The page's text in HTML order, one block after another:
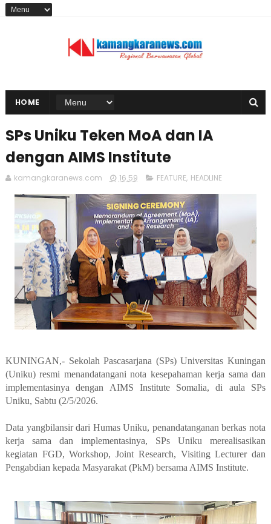
HOME
SPs Uniku Teken MoA dan IA
dengan AIMS Institute
kamangkaranews.com 16.59 FEATURE, HEADLINE
KUNINGAN,- Sekolah Pascasarjana (SPs) Universitas Kuningan
(Uniku) resmi menandatangani nota kesepahaman kerja sama dan
implementasinya dengan AIMS Institute Somalia, di aula SPs
Uniku, Sabtu (2/5/2026.
Data yangbilansir dari Humas Uniku, penandatanganan berkas nota
kerja sama dan implementasinya, SPs Uniku merealisasikan
kegiatan FGD, Workshop, Joint Research, Visiting Lecturer dan
Pengabdian kepada Masyarakat (PkM) bersama AIMS Institute.